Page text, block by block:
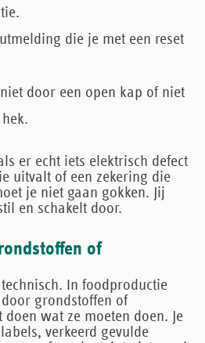
die je met een reset
door een open kap of niet
er echt iets elektrisch defect
uitvalt of een zekering die
je niet gaan gokken. Jij
en schakelt door.
of
In foodproductie
grondstoffen of
wat ze moeten doen. Je
verkeerd gevulde